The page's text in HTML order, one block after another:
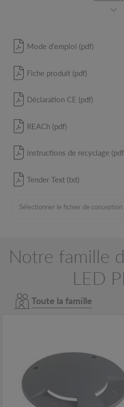
Mode d'emploi (pdf)
Fiche produit (pdf)
Déclaration CE (pdf)
REACh (pdf)
instructions de recyclage
Tender Text (txt)
Notre famille
LED
Toute la famille